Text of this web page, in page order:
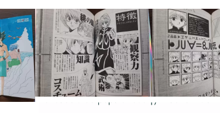
Resumen
HUNTER x HUNTER Hunter’s Guide:
por Yoshihiro Togashi en 2004 en
Contiene información de los personajes
puede o no estar incluido en el manga o
encuesta de popularidad ¡y mucho más!